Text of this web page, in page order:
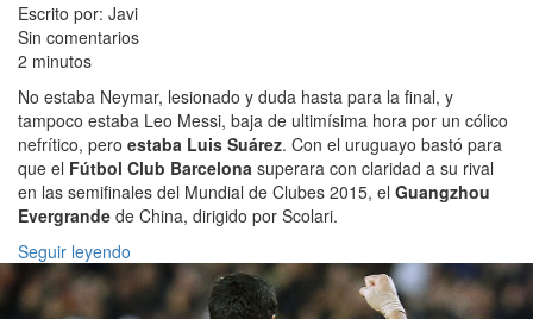
Escrito por: Javi
Sin comentarios
2 minutos
No estaba Neymar, lesionado y duda hasta para la final, y
tampoco estaba Leo Messi, baja de ultimísima hora por un cólico
nefrítico, pero estaba Luis Suárez. Con el uruguayo bastó para
que el Fútbol Club Barcelona superara con claridad a su rival
en las semifinales del Mundial de Clubes 2015, el Guangzhou
Evergrande de China, dirigido por Scolari.
Seguir leyendo